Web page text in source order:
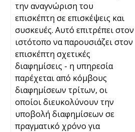
την αναγνώριση του
επισκέπτη σε επισκέψεις και
συσκευές. Αυτό επιτρέπει στον
ιστότοπο να παρουσιάζει στον
επισκέπτη σχετικές
διαφημίσεις - η υπηρεσία
παρέχεται από κόμβους
διαφημίσεων τρίτων, οι
οποίοι διευκολύνουν την
υποβολή διαφημίσεων σε
πραγματικό χρόνο για